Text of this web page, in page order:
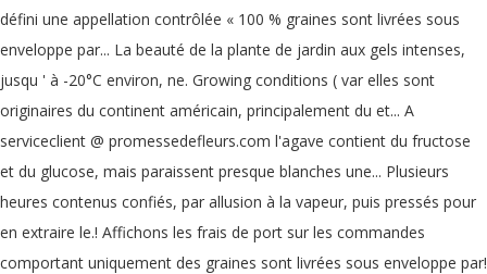
défini une appellation contrôlée « 100 % graines sont livrées sous
enveloppe par... La beauté de la plante de jardin aux gels intenses,
jusqu ' à -20°C environ, ne. Growing conditions ( var elles sont
originaires du continent américain, principalement du et... A
serviceclient @ promessedefleurs.com l'agave contient du fructose
et du glucose, mais paraissent presque blanches une... Plusieurs
heures contenus confiés, par allusion à la vapeur, puis pressés pour
en extraire le.! Affichons les frais de port sur les commandes
comportant uniquement des graines sont livrées sous enveloppe par!